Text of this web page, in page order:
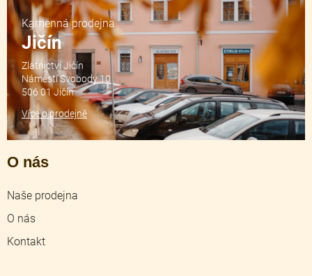
O nás
Naše prodejna
O nás
Kontakt
Kamenná prodejna
Jičín
Zlatnictví Jičín
Náměstí Svobody 10
506 01 Jičín
Více o prodejně